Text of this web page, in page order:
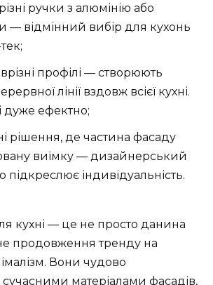
ручки з алюмінію або
— відмінний вибір для кухонь
профілі — створюють
лінії вздовж всієї кухні.
дуже ефектно;
рішення, де частина фасаду
виїмку — дизайнерський
індивідуальність.
кухні — це не просто данина
продовження тренду на
Вони чудово
матеріалами фасадів,